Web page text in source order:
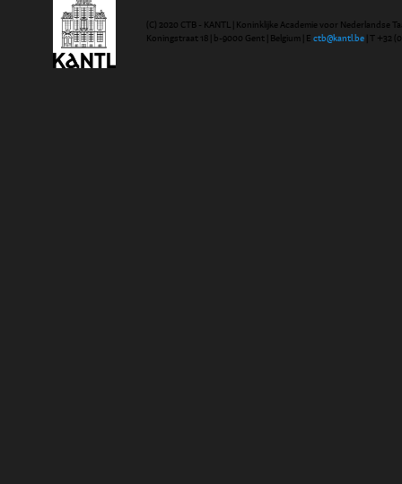
(C) 2020 CTB - KANTL | Koninklijke Academie voor Nederlandse
Koningstraat 18 | b-9000 Gent | Belgium | E ctb@kantl.be | T +32